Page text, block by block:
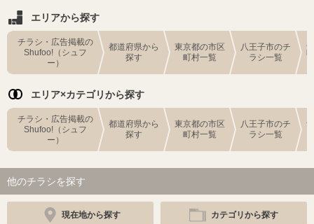
エリアから探す
チラシ・広告掲載の
Shufoo!（シュフ
ー）
都道府県から
探す
東京都の市区
町村一覧
八王子市のチ
ラシ一覧
エリア×カテゴリから探す
チラシ・広告掲載の
Shufoo!（シュフ
ー）
都道府県から
探す
東京都の市区
町村一覧
八王子市のチ
ラシ一覧
他のチラシを探す
現在地から探す カテゴリから探す